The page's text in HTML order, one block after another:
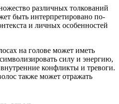
различных толкований
быть интерпретировано по-
и личных особенностей
на голове может иметь
силу и энергию,
конфликты и тревоги.
также может отражать